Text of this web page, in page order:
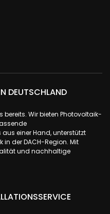
DEUTSCHLAND
bereits. Wir bieten Photovoltaik-
einer Hand, unterstützt
in der DACH-Region. Mit
und nachhaltige